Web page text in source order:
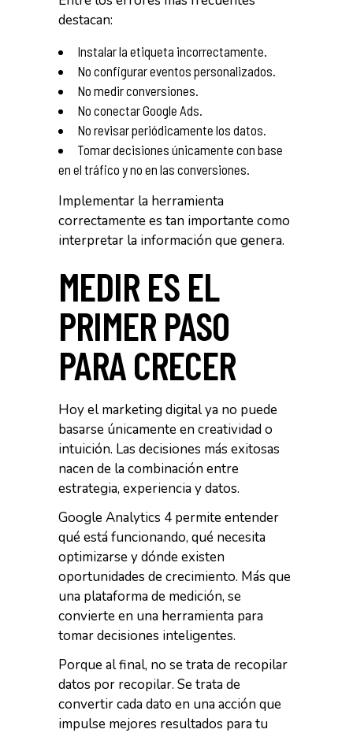
destacan:
Instalar la etiqueta incorrectamente.
No configurar eventos personalizados.
No medir conversiones.
No conectar Google Ads.
No revisar periódicamente los datos.
Tomar decisiones únicamente con base
en el tráfico y no en las conversiones.
Implementar la herramienta
correctamente es tan importante como
interpretar la información que genera.
MEDIR ES EL
PRIMER PASO
PARA CRECER
Hoy el marketing digital ya no puede
basarse únicamente en creatividad o
intuición. Las decisiones más exitosas
nacen de la combinación entre
estrategia, experiencia y datos.
Google Analytics 4 permite entender
qué está funcionando, qué necesita
optimizarse y dónde existen
oportunidades de crecimiento. Más que
una plataforma de medición, se
convierte en una herramienta para
tomar decisiones inteligentes.
Porque al final, no se trata de recopilar
datos por recopilar. Se trata de
convertir cada dato en una acción que
impulse mejores resultados para tu